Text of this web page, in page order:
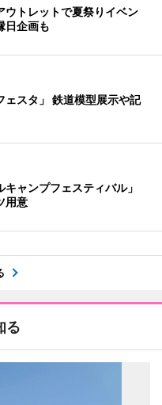
ウトレットで夏祭りイベン
日企画も
ェスタ」 鉄道模型展示や記
キャンプフェスティバル」
用意
る